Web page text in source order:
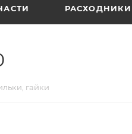
РАСХОДНИКИ
гайки